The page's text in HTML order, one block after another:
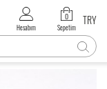
Hesabım
0
Sepetim
TRY